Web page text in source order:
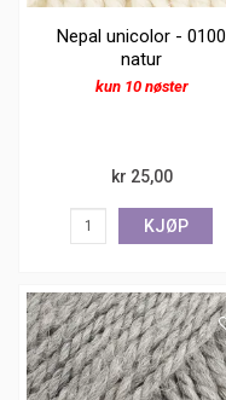
Nepal unicolor - 0100
natur
kun 10 nøster
kr 25,00
KJØP